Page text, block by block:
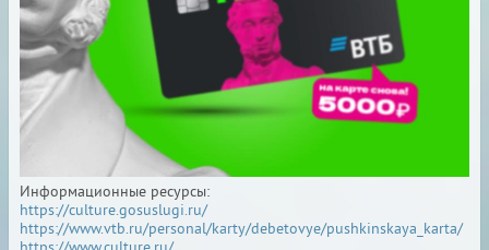
Информационные ресурсы:
https://culture.gosuslugi.ru/
https://www.vtb.ru/personal/karty/debetovye/pushkinskaya_karta/